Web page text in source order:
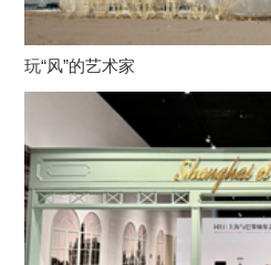
玩“风”的艺术家